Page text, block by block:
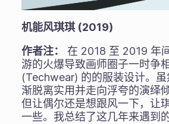
机能风琪琪 (2019)
作者注：
在 2018 至 2019 年
游的火爆导致画师圈子一时争
(Techwear) 的的服装设计。虽
渐脱离实用并走向浮夸的演绎
但让偶尔还是想跟风一下，让
一些。我总结了这几年来遇到